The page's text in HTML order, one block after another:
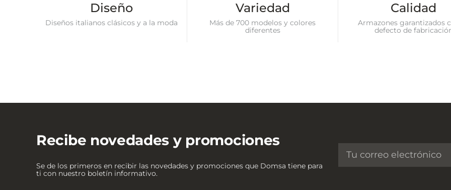
Diseño
Diseños italianos clásicos y a la moda
Variedad
Más de 700 modelos y colores
diferentes
Calidad
Armazones garantizados
defecto de
Recibe novedades y promociones
Se de los primeros en recibir las novedades y promociones que Domsa tiene para
ti con nuestro boletín informativo.